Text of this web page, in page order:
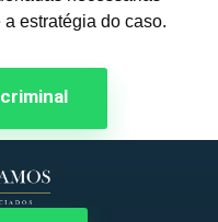
estratégia do caso.